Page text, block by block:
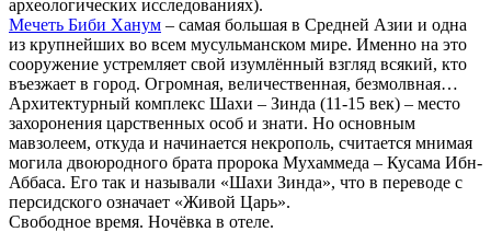
археологических исследованиях).
Мечеть Биби Ханум – самая большая в Средней Азии и одна
из крупнейших во всем мусульманском мире. Именно на это
сооружение устремляет свой изумлённый взгляд всякий, кто
въезжает в город. Огромная, величественная, безмолвная…
Архитектурный комплекс Шахи – Зинда (11-15 век) – место
захоронения царственных особ и знати. Но основным
мавзолеем, откуда и начинается некрополь, считается мнимая
могила двоюродного брата пророка Мухаммеда – Кусама Ибн-
Аббаса. Его так и называли «Шахи Зинда», что в переводе с
персидского означает «Живой Царь».
Свободное время. Ночёвка в отеле.